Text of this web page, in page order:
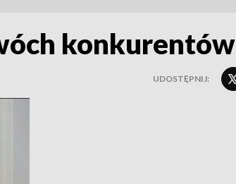
konkurentów
UDOSTĘPNIJ: